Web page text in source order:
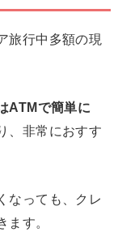
旅行中多額の現
ATMで簡単に
、非常におすす
なっても、クレ
ます。